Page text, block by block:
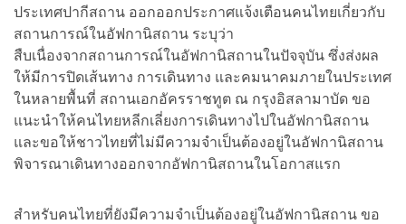
ประเทศปากีสถาน ออกออกประกาศแจ้งเตือนคนไทยเกี่ยวกับ
สถานการณ์ในอัฟกานิสถาน ระบุว่า
สืบเนื่องจากสถานการณ์ในอัฟกานิสถานในปัจจุบัน ซึ่งส่งผล
ให้มีการปิดเส้นทาง การเดินทาง และคมนาคมภายในประเทศ
ในหลายพื้นที่ สถานเอกอัครราชทูต ณ กรุงอิสลามาบัด ขอ
แนะนำให้คนไทยหลีกเลี่ยงการเดินทางไปในอัฟกานิสถาน
และขอให้ชาวไทยที่ไม่มีความจำเป็นต้องอยู่ในอัฟกานิสถาน
พิจารณาเดินทางออกจากอัฟกานิสถานในโอกาสแรก
สำหรับคนไทยที่ยังมีความจำเป็นต้องอยู่ในอัฟกานิสถาน ขอ